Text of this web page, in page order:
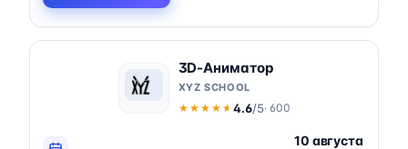
3D-Аниматор
XYZ SCHOOL
★★★★★
★★★★★ 4.6/5· 600
10 августа